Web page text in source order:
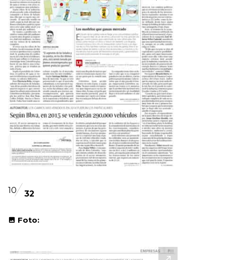
10 32
Foto: